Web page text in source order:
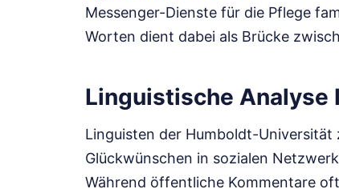
Messenger-Dienste für die Pflege
Worten dient dabei als Brücke
Linguistische
Linguisten der Humboldt-
Glückwünschen in sozialen
Während öffentliche Kommentare